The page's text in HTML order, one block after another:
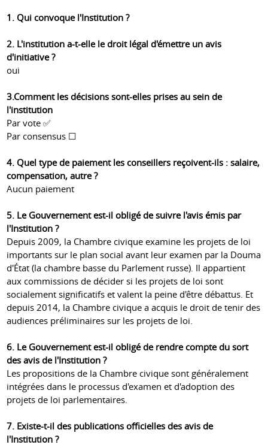
1. Qui convoque l'Institution ?
2. L'institution a-t-elle le droit légal d'émettre un avis
d'initiative ?
oui
3.Comment les décisions sont-elles prises au sein de
l'institution
Par vote ✅
Par consensus ☐
4. Quel type de paiement les conseillers reçoivent-ils : salaire,
compensation, autre ?
Aucun paiement
5. Le Gouvernement est-il obligé de suivre l'avis émis par
l'Institution ?
Depuis 2009, la Chambre civique examine les projets de loi
importants sur le plan social avant leur examen par la Douma
d'État (la chambre basse du Parlement russe). Il appartient
aux commissions de décider si les projets de loi sont
socialement significatifs et valent la peine d'être débattus. Et
depuis 2014, la Chambre civique a acquis le droit de tenir des
audiences préliminaires sur les projets de loi.
6. Le Gouvernement est-il obligé de rendre compte du sort
des avis de l'Institution ?
Les propositions de la Chambre civique sont généralement
intégrées dans le processus d'examen et d'adoption des
projets de loi parlementaires.
7. Existe-t-il des publications officielles des avis de
l'Institution ?